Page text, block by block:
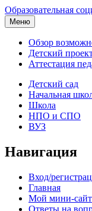
Образовательная
Меню
Обзор
Детский
Аттестация
Детский сад
Начальная
Школа
НПО и СПО
ВУЗ
Навигация
Вход/
Главная
Мой мини-сайт
Ответы на